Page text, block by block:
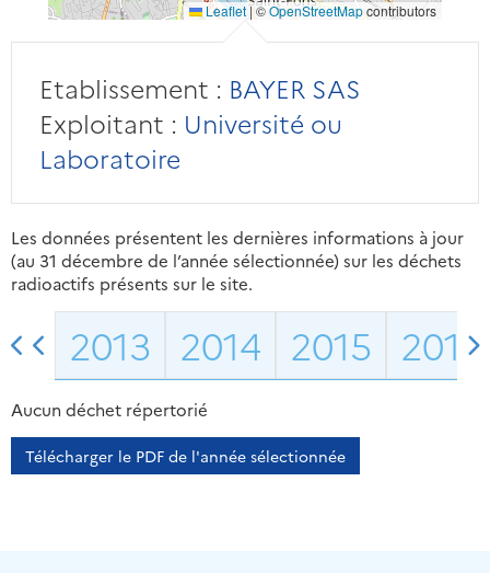
Leaflet|©OpenStreetMapcontributors
Etablissement : BAYER SAS
Exploitant : Université ou
Laboratoire
Les données présentent les dernières informations à jour
(au 31 décembre de l’année sélectionnée) sur les déchets
radioactifs présents sur le site.
2013 2014 2015 2016
Aucun déchet répertorié
Télécharger le PDF de l'année sélectionnée